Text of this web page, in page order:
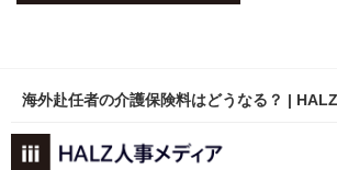
海外赴任者の介護保険料はどうなる？ |